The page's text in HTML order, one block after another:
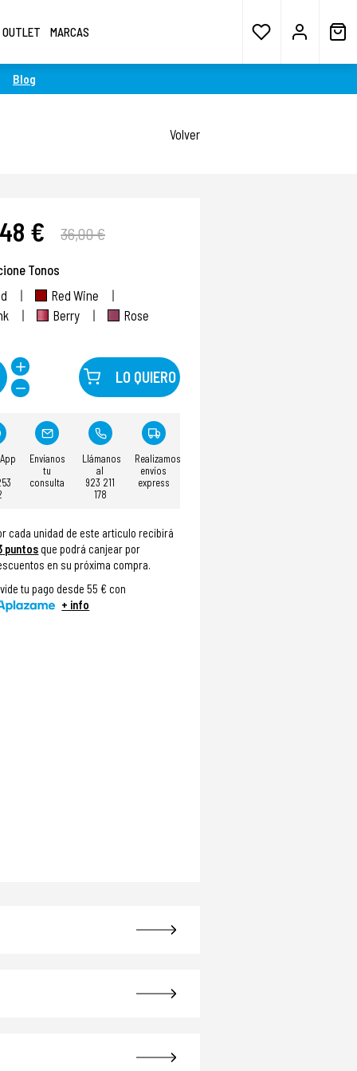
Blog
OUTLET MARCAS
Volver
€ 36,00 €
Tonos
Red Wine
Berry Rose
LO QUIERO
Envíanos
tu
consulta
Llámanos
al
923 211
178
Realizamos
envíos
express
cada unidad de este articulo recibirá
puntos que podrá canjear por
en su próxima compra.
tu pago desde 55 € con
+ info